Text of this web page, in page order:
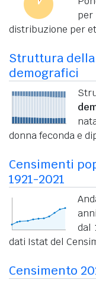
per
distribuzione per
Struttura
demografici
donna feconda e
Censimenti
1921-2021
dal
dati Istat del
Censimento